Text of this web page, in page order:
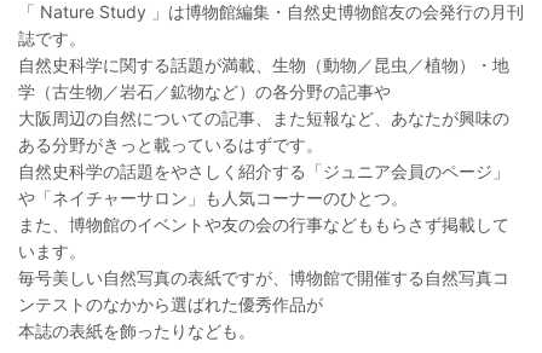
「 Nature Study 」は博物館編集・自然史博物館友の会発行の月刊
誌です。
自然史科学に関する話題が満載、生物（動物／昆虫／植物）・地
学（古生物／岩石／鉱物など）の各分野の記事や
大阪周辺の自然についての記事、また短報など、あなたが興味の
ある分野がきっと載っているはずです。
自然史科学の話題をやさしく紹介する「ジュニア会員のページ」
や「ネイチャーサロン」も人気コーナーのひとつ。
また、博物館のイベントや友の会の行事などももらさず掲載して
います。
毎号美しい自然写真の表紙ですが、博物館で開催する自然写真コ
ンテストのなかから選ばれた優秀作品が
本誌の表紙を飾ったりなども。